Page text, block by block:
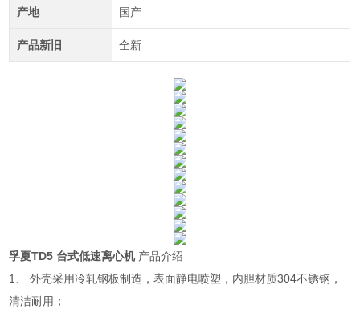
产地 国产
产品新旧 全新
孚夏TD5 台式低速离心机产品介绍
1、 外壳采用冷轧钢板制造，表面静电喷塑，内胆材质304不锈钢，
清洁耐用；